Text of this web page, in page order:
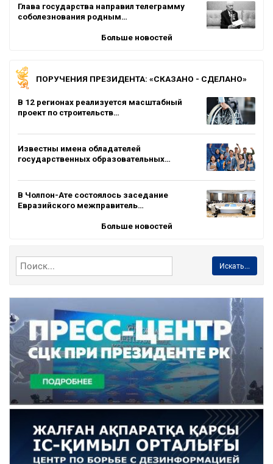
Глава государства направил телеграмму
соболезнования родным…
Больше новостей
ПОРУЧЕНИЯ ПРЕЗИДЕНТА: «СКАЗАНО - СДЕЛАНО»
В 12 регионах реализуется масштабный
проект по строительств…
Известны имена обладателей
государственных образовательных…
В Чолпон-Ате состоялось заседание
Евразийского межправитель…
Больше новостей
Искать...